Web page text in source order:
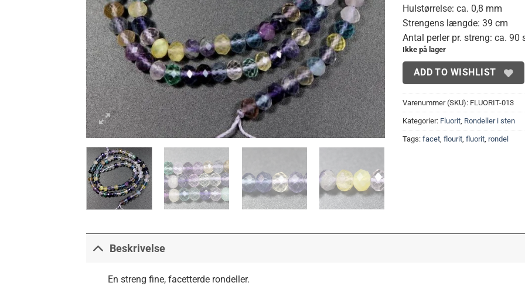
Hulstørrelse: ca. 0,8 mm
Strengens længde: 39 cm
Antal perler pr. streng: ca. 90
Ikke på lager
ADD TO WISHLIST
Varenummer (SKU): FLUORIT-013
Kategorier: Fluorit Rondeller i sten
Tags: facet flourit fluorit rondel
Beskrivelse
En streng fine, facetterde rondeller.